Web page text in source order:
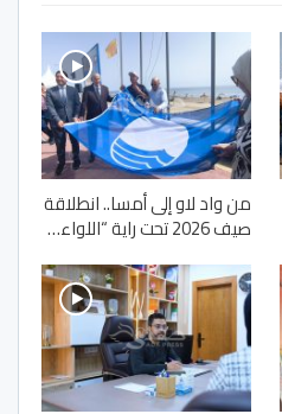
من واد لاو إلى أمسا.. انطلاقة
صيف 2026 تحت راية “اللواء…